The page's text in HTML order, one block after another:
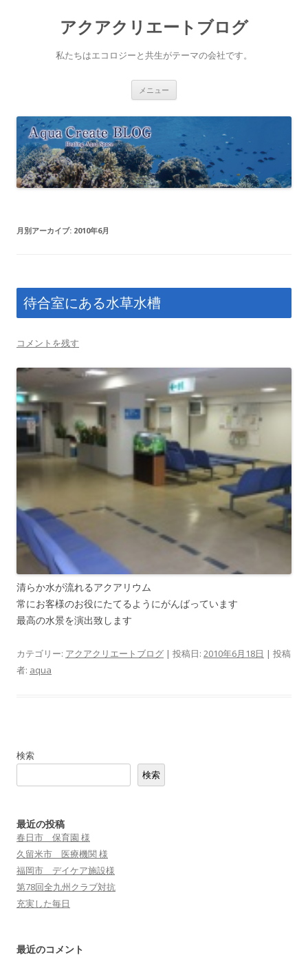
アクアクリエートブログ
私たちはエコロジーと共生がテーマの会社です。
メニュー
ン
へ
ス
キ
ッ
プ
月別アーカイブ: 2010年6月
待合室にある水草水槽
コメントを残す
清らか水が流れるアクアリウム
常にお客様のお役にたてるようにがんばっています
最高の水景を演出致します
カテゴリー: アクアクリエートブログ | 投稿日: 2010年6月18日 | 投稿
者: aqua
検索
検索
最近の投稿
春日市 保育園 様
久留米市 医療機関 様
福岡市 デイケア施設様
第78回全九州クラブ対抗
充実した毎日
最近のコメント